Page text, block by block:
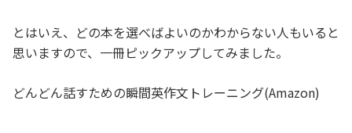
とはいえ、どの本を選べばよいのかわからない人もいると
思いますので、一冊ピックアップしてみました。
どんどん話すための瞬間英作文トレーニング(Amazon)